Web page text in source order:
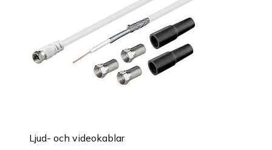
Ljud- och videokablar